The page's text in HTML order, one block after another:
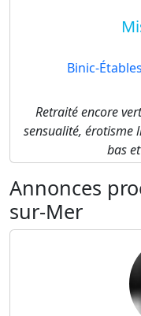
Binic-
Retraité encore
sensualité, érotisme
bas
Annonces
sur-Mer